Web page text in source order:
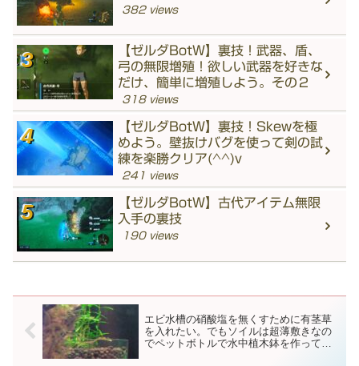
382 views
【ゼルダBotW】裏技！武器、盾、
弓の無限増殖！欲しい武器を好きな
だけ、簡単に増殖しよう。その２
318 views
【ゼルダBotW】裏技！Skewを極
めよう。壁抜けバグを使って剣の試
練を楽勝クリア(^^)v
241 views
【ゼルダBotW】古代アイテム無限
入手の裏技
190 views
エビ水槽の硝酸塩を無くすために有茎草
を入れたい。でもソイルは超薄敷きなの
でペットボトルで水中植木鉢を作ってみ